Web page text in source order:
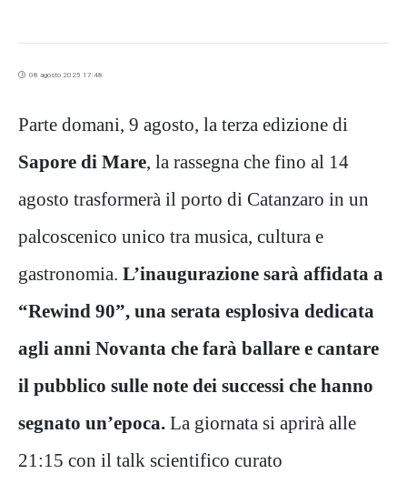
08 agosto 2025 17:48
Parte domani, 9 agosto, la terza edizione di
Sapore di Mare, la rassegna che fino al 14
agosto trasformerà il porto di Catanzaro in un
palcoscenico unico tra musica, cultura e
gastronomia. L’inaugurazione sarà affidata a
“Rewind 90”, una serata esplosiva dedicata
agli anni Novanta che farà ballare e cantare
il pubblico sulle note dei successi che hanno
segnato un’epoca. La giornata si aprirà alle
21:15 con il talk scientifico curato